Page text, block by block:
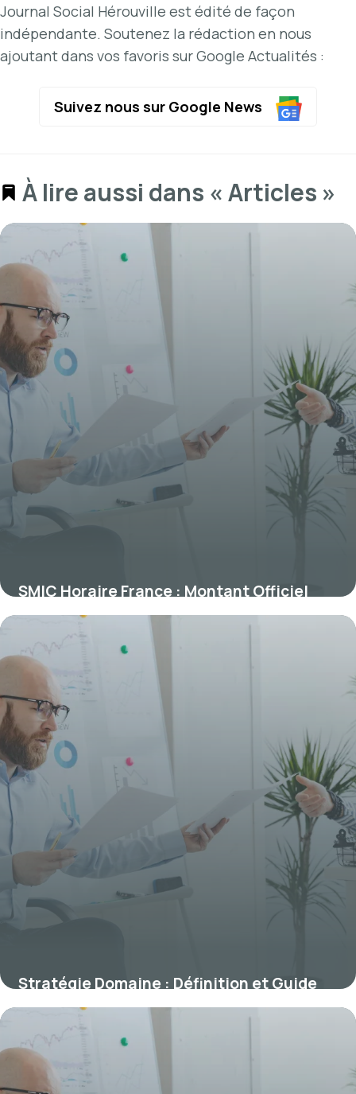
Journal Social Hérouville est édité de façon
indépendante. Soutenez la rédaction en nous
ajoutant dans vos favoris sur Google Actualités :
Suivez nous sur Google News
À lire aussi dans « Articles »
SMIC Horaire France : Montant Officiel
2026
9 juillet 2026
Stratégie Domaine : Définition et Guide
8 juillet 2026